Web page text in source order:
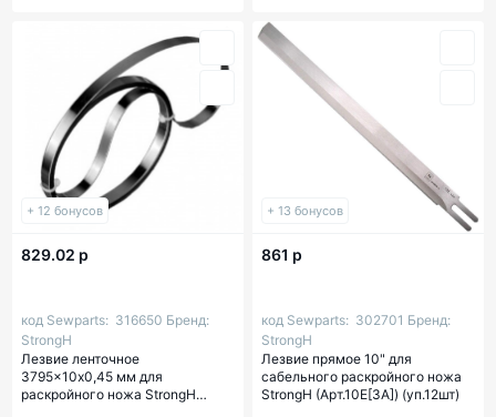
+ 12 бонусов
829.02 р
код Sewparts: 316650 Бренд:
StrongH
Лезвие ленточное
3795x10х0,45 мм для
раскройного ножа StrongH
+ 13 бонусов
861 р
код Sewparts: 302701 Бренд:
StrongH
Лезвие прямое 10" для
сабельного раскройного ножа
StrongH (Арт.10E[3A]) (уп.12шт)